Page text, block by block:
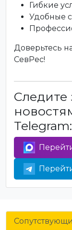
Гибкие
Удобные
Доверьтесь
СевРес!
Telegram: